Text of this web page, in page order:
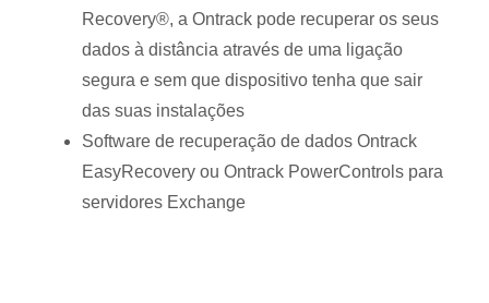
Recovery®, a Ontrack pode recuperar os seus
dados à distância através de uma ligação
segura e sem que dispositivo tenha que sair
das suas instalações
Software de recuperação de dados Ontrack
EasyRecovery ou Ontrack PowerControls para
servidores Exchange